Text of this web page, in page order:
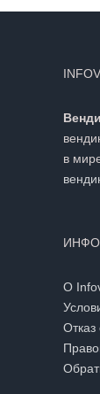
в
О
Отказ